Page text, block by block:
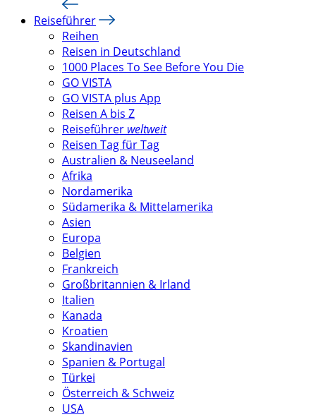
Reiseführer
Reihen
Reisen in Deutschland
1000 Places To See Before You Die
GO VISTA
GO VISTA plus App
Reisen A bis Z
Reiseführer weltweit
Reisen Tag für Tag
Australien & Neuseeland
Afrika
Nordamerika
Südamerika & Mittelamerika
Asien
Europa
Belgien
Frankreich
Großbritannien & Irland
Italien
Kanada
Kroatien
Skandinavien
Spanien & Portugal
Türkei
Österreich & Schweiz
USA